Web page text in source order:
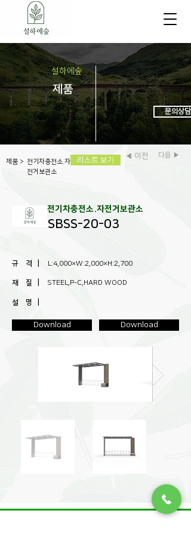
설하에숲
제품
문의상
제품 > 전기차충전소.자
전거보관소
리스트 보기 ◀ 이전 다음 ▶
전기차충전소.자전거보관소
SBSS-20-03
규 격 | L:4,000×W:2,000×H:2,700
재 질 | STEEL,P-C,HARD WOOD
설 명 |
Download Download